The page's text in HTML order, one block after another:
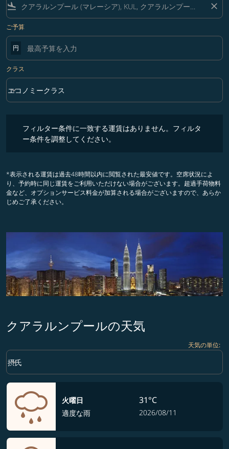
flight_land close
ご予算
円
クラス
クラス option エコノミークラス Selected
エコノミークラス
keyboard_arrow_down
フィルター条件に一致する運賃はありません。フィルタ
ー条件を調整してください。
*表示される運賃は過去48時間以内に閲覧された最安値です。空席状況によ
り、予約時に同じ運賃をご利用いただけない場合がございます。超過手荷物料
金など、オプションサービス料金が加算される場合がございますので、あらか
じめご了承ください。
クアラルンプールの天気
天気の単位:
Weather unit option 摂氏 Selected
摂氏
keyboard_arrow_down
火曜日
適度な雨
31°C
2026/08/11